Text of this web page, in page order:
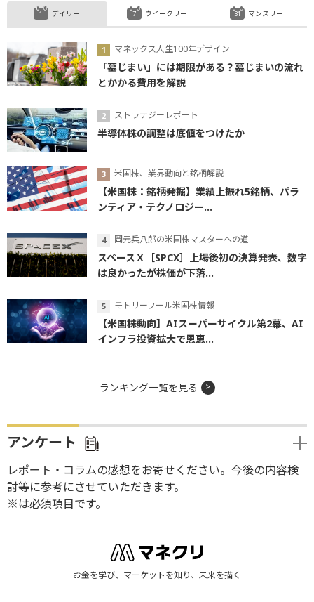
デイリー
マネックス人生100年デザイン
「墓じまい」には期限がある？墓じまいの流れ
とかかる費用を解説
ストラテジーレポート
半導体株の調整は底値をつけたか
米国株、業界動向と銘柄解説
【米国株：銘柄発掘】業績上振れ5銘柄、パラ
ンティア・テクノロジー...
岡元兵八郎の米国株マスターへの道
スペースＸ［SPCX］上場後初の決算発表、数字
は良かったが株価が下落...
モトリーフール米国株情報
【米国株動向】AIスーパーサイクル第2幕、AI
インフラ投資拡大で恩恵...
ウイークリー マンスリー
ランキング一覧を見る
アンケート
レポート・コラムの感想をお寄せください。今後の内容検
討等に参考にさせていただきます。
※は必須項目です。
お金を学び、マーケットを知り、未来を描く